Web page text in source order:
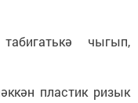
чыгып,
пластик ризык